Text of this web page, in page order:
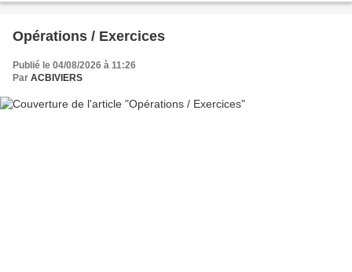
Opérations / Exercices
Publié le 04/08/2026 à 11:26
Par ACBIVIERS